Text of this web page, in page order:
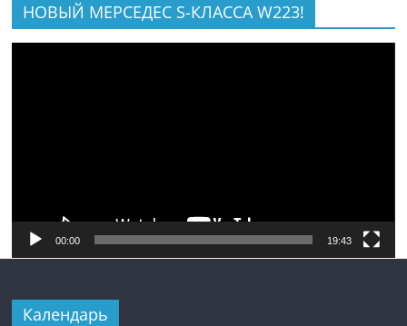
НОВЫЙ МЕРСЕДЕС S-КЛАССА W223!
00:00 19:43
Календарь